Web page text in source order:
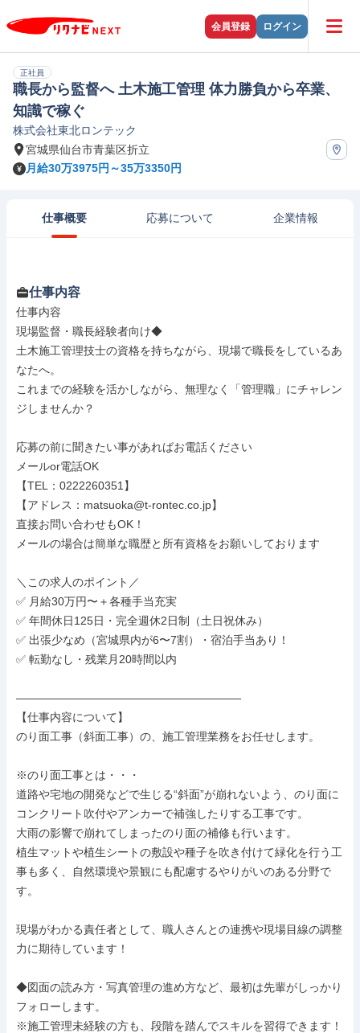
会員登録 ログイン
正社員
職長から監督へ 土木施工管理 体力勝負から卒業、
知識で稼ぐ
株式会社東北ロンテック
宮城県仙台市青葉区折立
月給30万3975円～35万3350円
仕事概要 応募について 企業情報
仕事内容
仕事内容
現場監督・職長経験者向け◆
⼟⽊施⼯管理技⼠の資格を持ちながら、現場で職長をしているあ
なたへ。
これまでの経験を活かしながら、無理なく「管理職」にチャレン
ジしませんか？
応募の前に聞きたい事があればお電話ください
メールor電話OK
【TEL：0222260351】
【アドレス：matsuoka@t-rontec.co.jp】
直接お問い合わせもOK！
メールの場合は簡単な職歴と所有資格をお願いしております
＼この求人のポイント／
✅ 月給30万円〜＋各種手当充実
✅ 年間休日125日・完全週休2日制（土日祝休み）
✅ 出張少なめ（宮城県内が6〜7割）・宿泊手当あり！
✅ 転勤なし・残業月20時間以内
――――――――――――――――――――
【仕事内容について】
のり面工事（斜面工事）の、施工管理業務をお任せします。
※のり面工事とは・・・
道路や宅地の開発などで生じる“斜面”が崩れないよう、のり面に
コンクリート吹付やアンカーで補強したりする工事です。
大雨の影響で崩れてしまったのり面の補修も行います。
植生マットや植生シートの敷設や種子を吹き付けて緑化を行う工
事も多く、自然環境や景観にも配慮するやりがいのある分野で
す。
現場がわかる責任者として、職人さんとの連携や現場目線の調整
力に期待しています！
◆図面の読み方・写真管理の進め方など、最初は先輩がしっかり
フォローします。
※施工管理未経験の方も、段階を踏んでスキルを習得できます！